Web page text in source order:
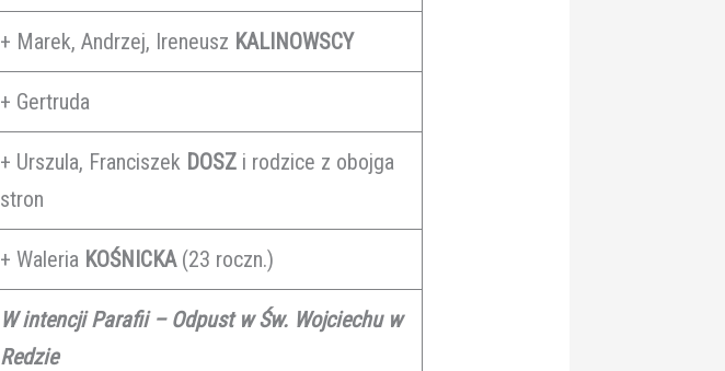
+ Marek, Andrzej, Ireneusz KALINOWSCY
+ Gertruda
+ Urszula, Franciszek DOSZ i rodzice z obojga
stron
+ Waleria KOŚNICKA(23 roczn.)
W intencji Parafii – Odpust w Św. Wojciechu w
Redzie